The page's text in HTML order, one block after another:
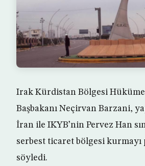
Irak Kürdistan Bölgesi
Başbakanı Neçirvan Barzani,
İran ile IKYB’nin Pervez Han
serbest ticaret bölgesi kurmayı
söyledi.